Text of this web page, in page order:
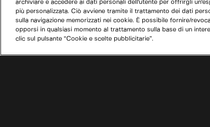
archiviare e accedere ai dati personali dell'utente per offrirgli
più personalizzata. Ciò avviene tramite il trattamento dei dati
sulla navigazione memorizzati nei cookie. È possibile fornire/
opporsi in qualsiasi momento al trattamento sulla base di un
clic sul pulsante “Cookie e scelte pubblicitarie”.